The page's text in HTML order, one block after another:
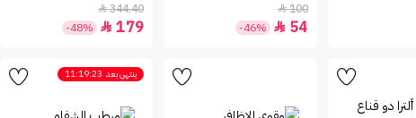
100

54

-46%
344.40

179

-48%
ينتهي بعد 11:19:23